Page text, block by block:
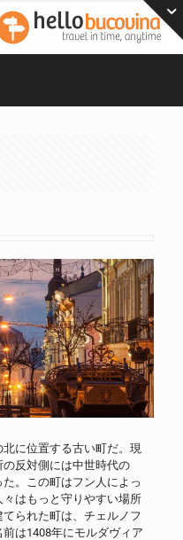
に位置する古い町だ。現
反対側には中世時代の
。この町はフン人によっ
はもっと守りやすい場所
られた町は、チェルノフ
は1408年にモルダヴィア